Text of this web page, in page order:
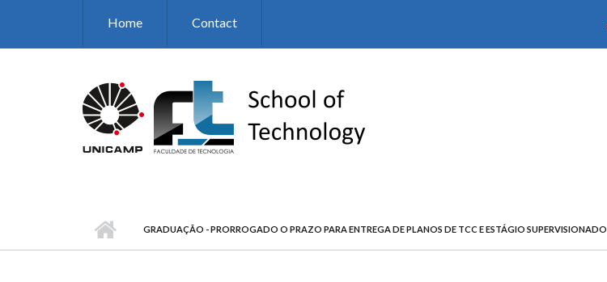
Home Contact
GRADUAÇÃO - PRORROGADO O PRAZO PARA ENTREGA DE PLANOS DE TCC E ESTÁGIO SUPERVISIONADO